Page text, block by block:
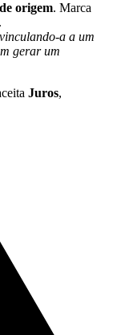
origem. Marca
a a um
gerar um
Juros,